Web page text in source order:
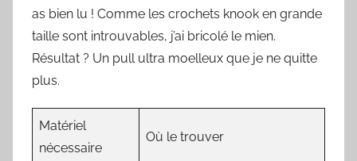
as bien lu ! Comme les crochets knook en grande
taille sont introuvables, j’ai bricolé le mien.
Résultat ? Un pull ultra moelleux que je ne quitte
plus.
Matériel
nécessaire
Où le trouver